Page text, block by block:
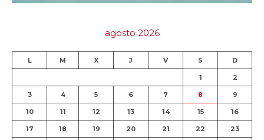
agosto 2026
L M X J V S D
1 2
3 4 5 6 7 8 9
10 11 12 13 14 15 16
17 18 19 20 21 22 23